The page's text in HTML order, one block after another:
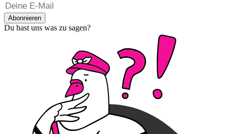
Abonnieren
Du hast uns was zu sagen?